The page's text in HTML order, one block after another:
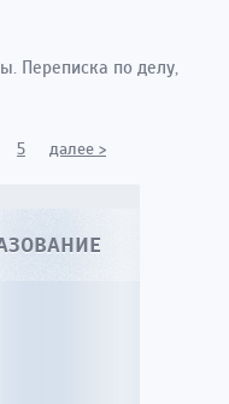
Переписка по делу,
5 далее >